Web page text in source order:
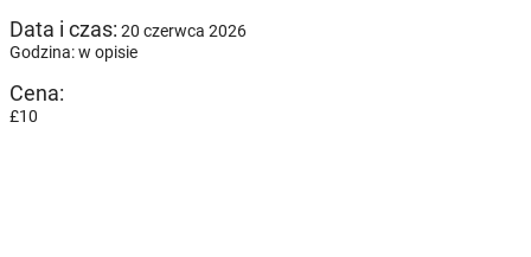
Data i czas: 20 czerwca 2026
Godzina: w opisie
Cena:
£10